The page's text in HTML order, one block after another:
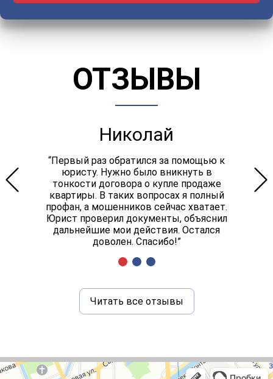
ОТЗЫВЫ
Николай
“Первый раз обратился за помощью к
юристу. Нужно было вникнуть в
тонкости договора о купле продаже
квартиры. В таких вопросах я полный
профан, а мошенников сейчас хватает.
Юрист проверил документы, объяснил
дальнейшие мои действия. Остался
доволен. Спасибо!”
Читать все отзывы